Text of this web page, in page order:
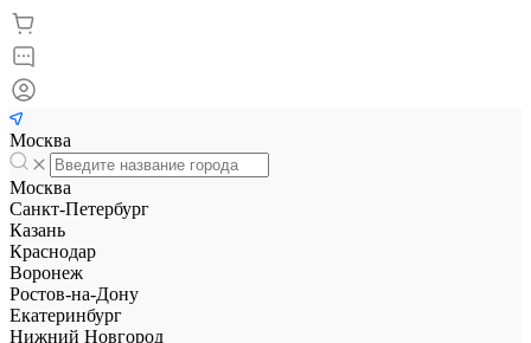
Москва
Москва
Санкт-Петербург
Казань
Краснодар
Воронеж
Ростов-на-Дону
Екатеринбург
Нижний Новгород